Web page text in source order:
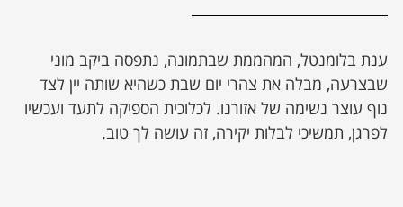
ענת בלומנטל, המהממת שבתמונה, נתפסה ביקב מוני
שבצרעה, מבלה את צהרי יום שבת כשהיא שותה יין לצד
נוף עוצר נשימה של אזורנו. לכלוכית הספיקה לתעד ועכשיו
לפרגן, תמשיכי לבלות יקירה, זה עושה לך טוב.